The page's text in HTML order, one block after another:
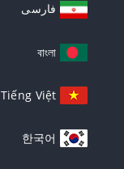
فارسی
বাংলা
Tiếng Việt
한국어